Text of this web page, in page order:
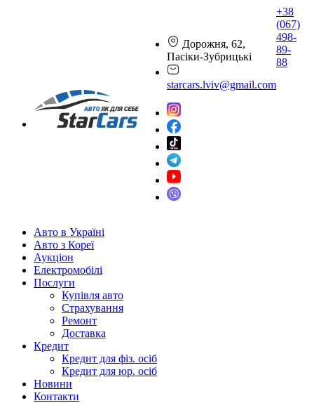
Дорожня, 62,
Пасіки-Зубрицькі
starcars.lviv@gmail.com
+38
(067)
498-
89-
88
Авто в Україні
Авто з Кореї
Аукціон
Електромобілі
Послуги
Купівля авто
Страхування
Ремонт
Доставка
Кредит
Кредит для фіз. осіб
Кредит для юр. осіб
Новини
Контакти